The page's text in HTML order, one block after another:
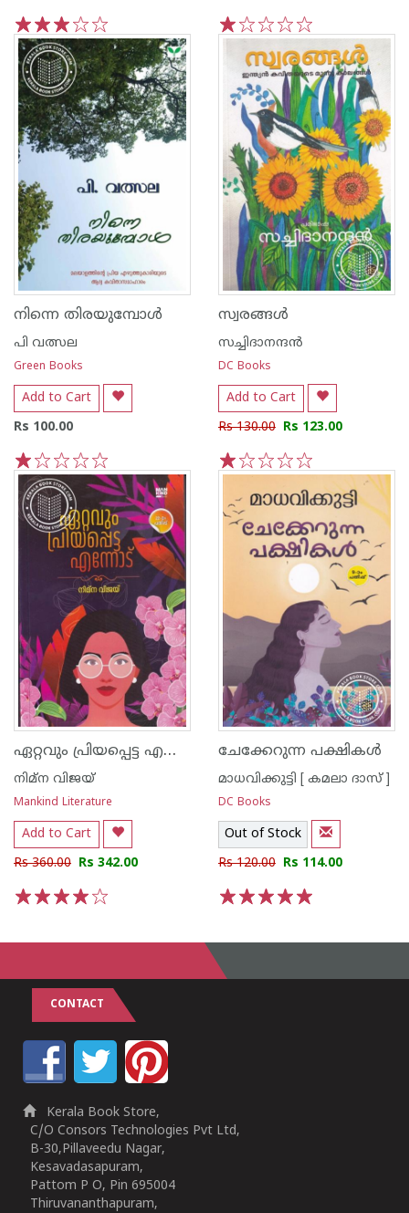
5
4
3
2
1 5
4
3
2
1
നിന്നെ തിരയുമ്പോൾ
പി വത്സല
Green Books
Add to Cart
Rs 100.00
5
4
3
2
1
സ്വരങ്ങള്‍
സച്ചിദാനന്ദന്‍
DC Books
Add to Cart
Rs 130.00 Rs 123.00
5
4
3
2
1
ഏറ്റവും പ്രിയപ്പെട്ട എന്നോട്
നിമ്ന വിജയ്
Mankind Literature
Add to Cart
Rs 360.00 Rs 342.00
ചേക്കേറുന്ന പക്ഷികള്‍
മാധവിക്കുട്ടി [ കമലാ ദാസ് ]
DC Books
Out of Stock
Rs 120.00 Rs 114.00
CONTACT
Kerala Book Store,
C/O Consors Technologies Pvt Ltd,
B-30,Pillaveedu Nagar,
Kesavadasapuram,
Pattom P O, Pin 695004
Thiruvananthapuram,